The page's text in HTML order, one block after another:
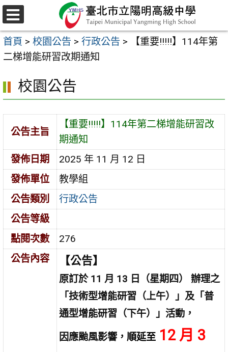
跳
至
主
要
容
區
選
單
首頁 > 校園公告 > 行政公告 >
【重要!!!!!】114年第
二梯增能研習改期通知
校園公告
公告主旨
【重要!!!!!】114年第二梯增能研習改
期通知
發佈日期
2025 年 11 月 12 日
發佈單位
教學組
公告類別
行政公告
公告等級
點閱次數
276
公告內容
【公告】
原訂於 11 月 13 日（星期四） 辦理之
「技術型增能研習（上午）」及「普
通型增能研習（下午）」活動，
因應颱風影響，順延至 12 月 3